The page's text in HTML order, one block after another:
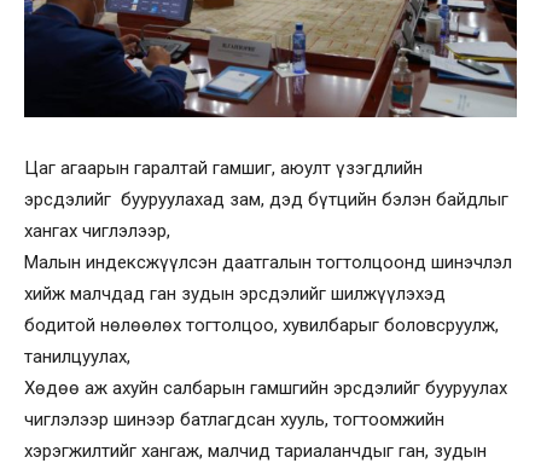
Цаг агаарын гаралтай гамшиг, аюулт үзэгдлийн
эрсдэлийг бууруулахад зам, дэд бүтцийн бэлэн байдлыг
хангах чиглэлээр,
Малын индексжүүлсэн даатгалын тогтолцоонд шинэчлэл
хийж малчдад ган зудын эрсдэлийг шилжүүлэхэд
бодитой нөлөөлөх тогтолцоо, хувилбарыг боловсруулж,
танилцуулах,
Хөдөө аж ахуйн салбарын гамшгийн эрсдэлийг бууруулах
чиглэлээр шинээр батлагдсан хууль, тогтоомжийн
хэрэгжилтийг хангаж, малчид тариаланчдыг ган, зудын